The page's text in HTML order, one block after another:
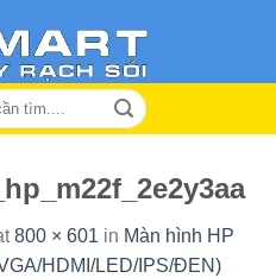
800 × 601 in Màn hình HP
HDMI/LED/IPS/ĐEN)